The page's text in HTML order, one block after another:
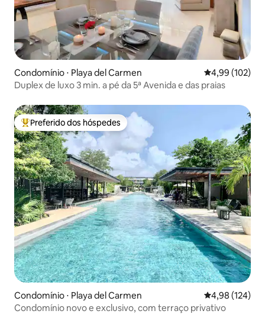
Condomínio ⋅ Playa del Carmen 4,99 de uma
4,99 (102)
Duplex de luxo 3 min. a pé da 5ª Avenida e das praias
Entre os melhores preferidos dos hóspedes
Preferido dos hóspedes
Condomínio ⋅ Playa del Carmen 4,98 de uma
4,98 (124)
Condomínio novo e exclusivo, com terraço privativo